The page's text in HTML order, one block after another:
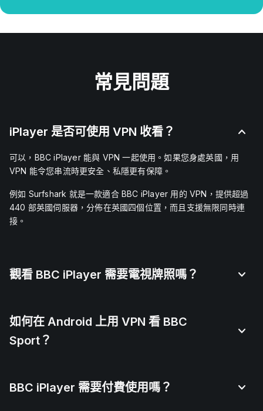
常見問題
iPlayer 是否可使用 VPN 收看？
可以，BBC iPlayer 能與 VPN 一起使用。如果您身處英國，用
VPN 能令您串流時更安全、私隱更有保障。
例如 Surfshark 就是一款適合 BBC iPlayer 用的 VPN，提供超過
440 部英國伺服器，分佈在英國四個位置，而且支援無限同時連
接。
觀看 BBC iPlayer 需要電視牌照嗎？
如何在 Android 上用 VPN 看 BBC
Sport？
BBC iPlayer 需要付費使用嗎？